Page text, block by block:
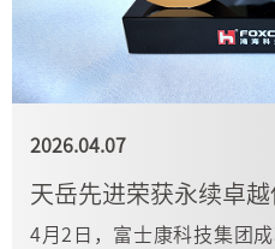
2026.04.07
天岳先进荣获永续卓
4月2日，富士康科技集团